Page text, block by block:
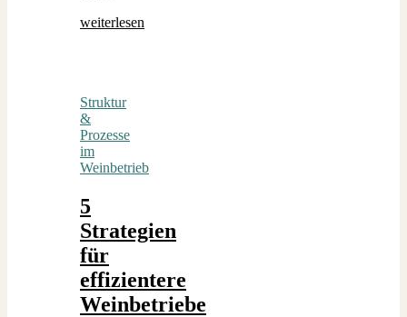
weiterlesen
Struktur
&
Prozesse
im
Weinbetrieb
5
Strategien
für
effizientere
Weinbetriebe